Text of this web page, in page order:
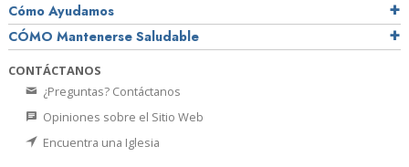
Cómo Ayudamos
CÓMO Mantenerse Saludable
CONTÁCTANOS
¿Preguntas? Contáctanos
Opiniones sobre el Sitio Web
Encuentra una Iglesia